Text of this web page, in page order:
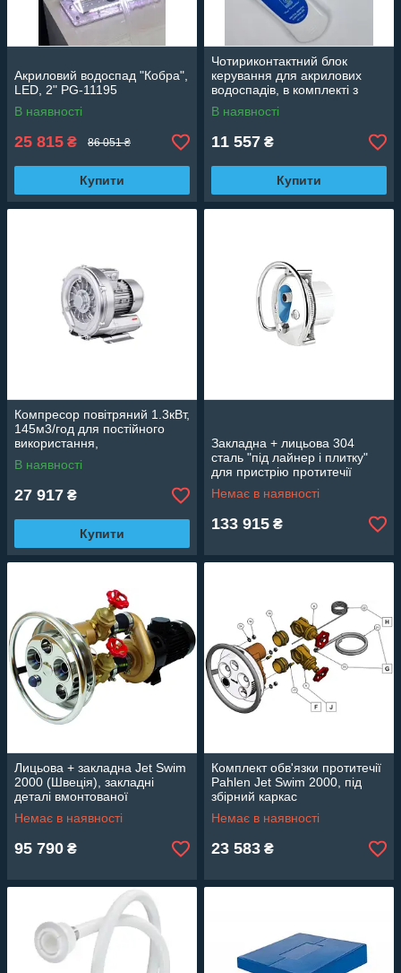
Акриловий водоспад "Кобра",
LED, 2" PG-11195
В наявності
25 815 ₴ 86 051 ₴
Купити
Чотириконтактний блок
керування для акрилових
водоспадів, в комплекті з
пультом, 220-12В PG-
05092A4P
В наявності
11 557 ₴
Купити
Компресор повітряний 1.3кВт,
145м3/год для постійного
використання,
одноступеневий 220/380В,
28кг PG-15410H26
В наявності
27 917 ₴
Купити
Закладна + лицьова 304
сталь "під лайнер і плитку"
для пристрію протитечії
“STP-SS” PG-1122213SS
Немає в наявності
133 915 ₴
Лицьова + закладна Jet Swim
2000 (Швеція), закладні
деталі вмонтованої
протитечії 1302000
Немає в наявності
95 790 ₴
Комплект обв'язки протитечії
Pahlen Jet Swim 2000, під
збірний каркас
Немає в наявності
23 583 ₴